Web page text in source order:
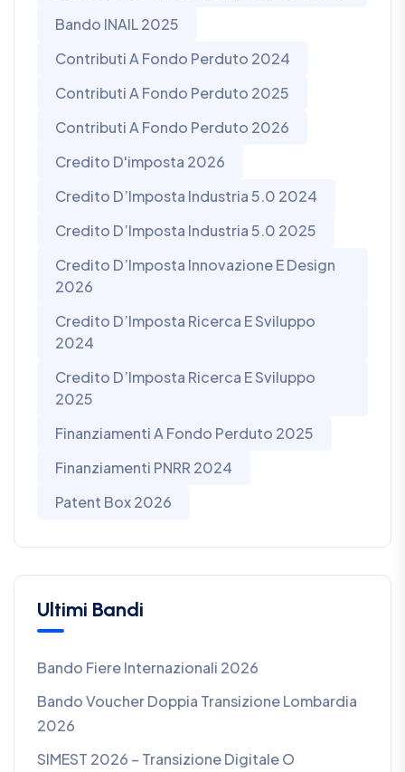
Bando INAIL 2025
Contributi A Fondo Perduto 2024
Contributi A Fondo Perduto 2025
Contributi A Fondo Perduto 2026
Credito D'imposta 2026
Credito D’Imposta Industria 5.0 2024
Credito D’Imposta Industria 5.0 2025
Credito D’Imposta Innovazione E Design
2026
Credito D’Imposta Ricerca E Sviluppo
2024
Credito D’Imposta Ricerca E Sviluppo
2025
Finanziamenti A Fondo Perduto 2025
Finanziamenti PNRR 2024
Patent Box 2026
Ultimi Bandi
Bando Fiere Internazionali 2026
Bando Voucher Doppia Transizione Lombardia
2026
SIMEST 2026 – Transizione Digitale O